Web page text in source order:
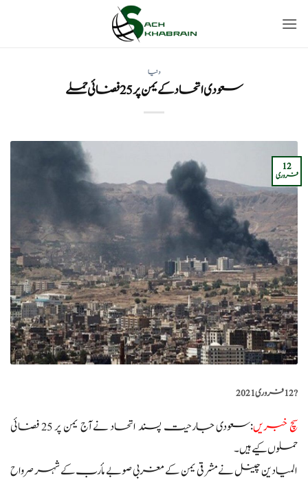
دنیا
سعودی اتحاد کے یمن پر 25 فضائی حملے
12
فروری
?️12 فروری 2021
سچ خبریں
:سعودی جارحیت پسند اتحاد نےآج یمن پر 25 فضائی
حملوں کیے ہیں۔
المیادین چینل نے مشرقی یمن کے مغربی صوبے مأرب کے شہر صرواح